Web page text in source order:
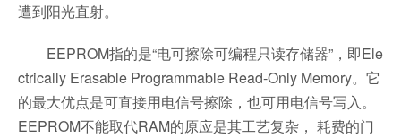
遭到阳光直射。
EEPROM指的是“电可擦除可编程只读存储器”，即Ele
ctrically Erasable Programmable Read-Only Memory。它
的最大优点是可直接用电信号擦除，也可用电信号写入。
EEPROM不能取代RAM的原应是其工艺复杂， 耗费的门